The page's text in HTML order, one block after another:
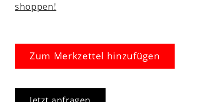
shoppen!
Zum Merkzettel hinzufügen